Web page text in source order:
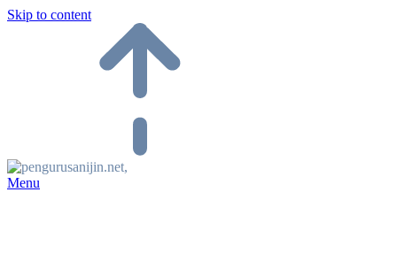
Skip to content
Menu